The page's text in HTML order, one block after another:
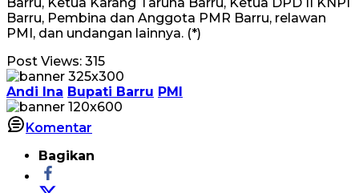
Barru, Pembina dan Anggota PMR Barru, relawan
PMI, dan undangan lainnya. (*)
Post Views: 315
Andi Ina Bupati Barru PMI
Komentar
Bagikan